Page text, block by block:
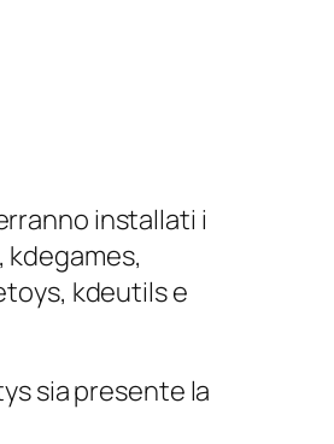
installati i
kdeutils e
sia presente la